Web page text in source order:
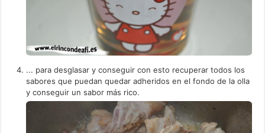
... para desglasar y conseguir con esto recuperar todos los
sabores que puedan quedar adheridos en el fondo de la olla
y conseguir un sabor más rico.